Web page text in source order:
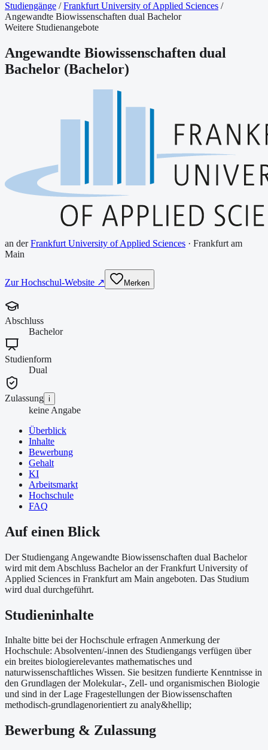
Studiengänge / Frankfurt University of Applied Sciences /
Angewandte Biowissenschaften dual Bachelor
Weitere Studienangebote
Angewandte Biowissenschaften dual
Bachelor (Bachelor)
an derFrankfurt University of Applied Sciences · Frankfurt am
Main
Zur Hochschul-Website ↗ Merken
Abschluss
Bachelor
Studienform
Dual
Zulassung i
keine Angabe
Überblick
Inhalte
Bewerbung
Gehalt
KI
Arbeitsmarkt
Hochschule
FAQ
Auf einen Blick
Der Studiengang Angewandte Biowissenschaften dual Bachelor
wird mit dem Abschluss Bachelor an der Frankfurt University of
Applied Sciences in Frankfurt am Main angeboten. Das Studium
wird dual durchgeführt.
Studieninhalte
Inhalte bitte bei der Hochschule erfragen Anmerkung der
Hochschule: Absolventen/-innen des Studiengangs verfügen über
ein breites biologierelevantes mathematisches und
naturwissenschaftliches Wissen. Sie besitzen fundierte Kenntnisse in
den Grundlagen der Molekular-, Zell- und organismischen Biologie
und sind in der Lage Fragestellungen der Biowissenschaften
methodisch-grundlagenorientiert zu analy&hellip;
Bewerbung & Zulassung